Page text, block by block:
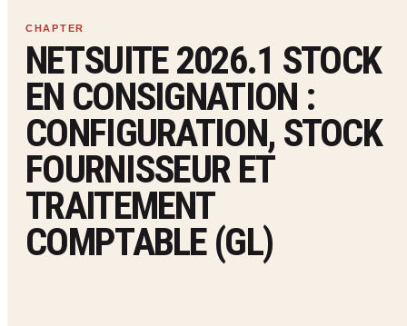
NETSUITE 2026.1 STOCK
EN CONSIGNATION :
CONFIGURATION, STOCK
FOURNISSEUR ET
TRAITEMENT
COMPTABLE (GL)